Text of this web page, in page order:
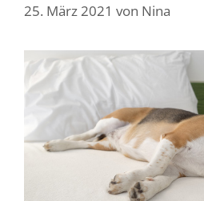
25. März 2021 von Nina